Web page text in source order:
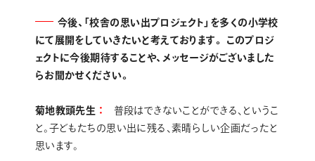
今後、「校舎の思い出プロジェクト」を多くの小学校
にて展開をしていきたいと考えております。 このプロジ
ェクトに今後期待することや、メッセージがございました
らお聞かせください。
菊地教頭先生
普段はできないことができる､というこ
と｡子どもたちの思い出に残る､素晴らしい企画だったと
思います｡